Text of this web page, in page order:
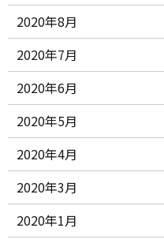
2020年8月
2020年7月
2020年6月
2020年5月
2020年4月
2020年3月
2020年1月